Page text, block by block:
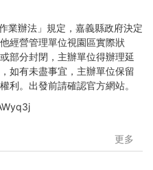
業辦法」規定，嘉義縣政府決定
經營管理單位視園區實際狀
部分封閉，主辦單位得辦理延
如有未盡事宜，主辦單位保留
利。出發前請確認官方網站。
更多